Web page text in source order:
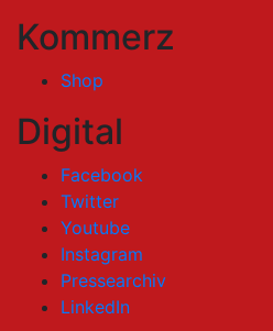
Kommerz
Shop
Digital
Facebook
Twitter
Youtube
Instagram
Pressearchiv
LinkedIn